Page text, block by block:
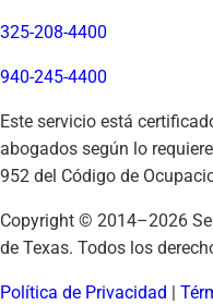
325-208-4400
940-245-4400
Este servicio está
abogados según lo
952 del Código de
Copyright © 2014–2026
de Texas. Todos los
Política de Privacidad |